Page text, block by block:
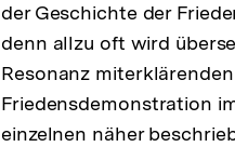
der Geschichte der
denn allzu oft wird
Resonanz
Friedensdemonstration
einzelnen näher